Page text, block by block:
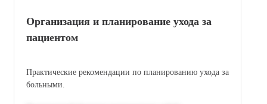
Организация и планирование ухода за
пациентом
Практические рекомендации по планированию ухода за
больными.